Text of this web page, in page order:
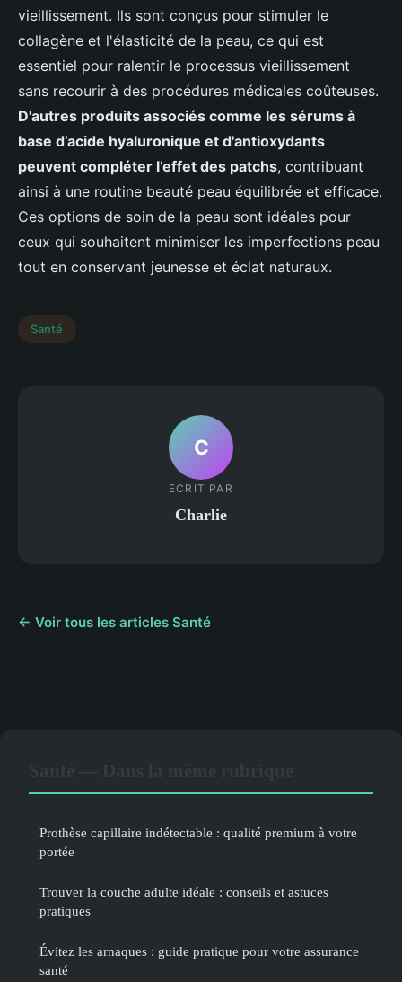
vieillissement. Ils sont conçus pour stimuler le
collagène et l'élasticité de la peau, ce qui est
essentiel pour ralentir le processus vieillissement
sans recourir à des procédures médicales coûteuses.
D'autres produits associés comme les sérums à
base d’acide hyaluronique et d'antioxydants
peuvent compléter l’effet des patchs, contribuant
ainsi à une routine beauté peau équilibrée et efficace.
Ces options de soin de la peau sont idéales pour
ceux qui souhaitent minimiser les imperfections peau
tout en conservant jeunesse et éclat naturaux.
Santé
C
ECRIT PAR
Charlie
← Voir tous les articles Santé
Prothèse capillaire indétectable : qualité premium à votre
portée
Trouver la couche adulte idéale : conseils et astuces
pratiques
Évitez les arnaques : guide pratique pour votre assurance
santé